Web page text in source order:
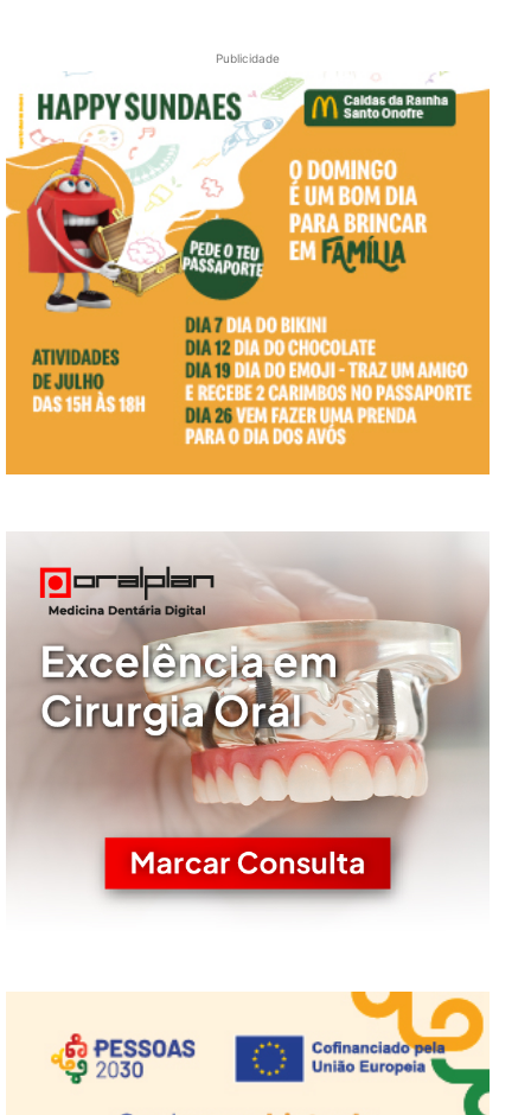
Publicidade